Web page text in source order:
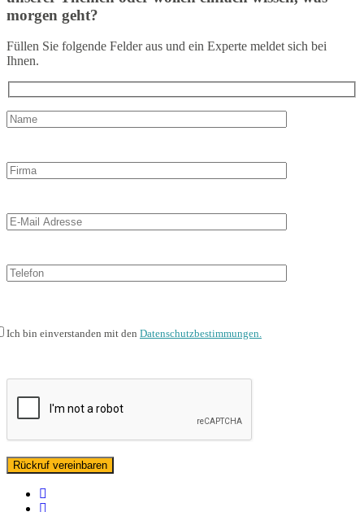
morgen geht?
Füllen Sie folgende Felder aus und ein Experte meldet sich bei
Ihnen.
Ich bin einverstanden mit den Datenschutzbestimmungen.
facebook
linkedin